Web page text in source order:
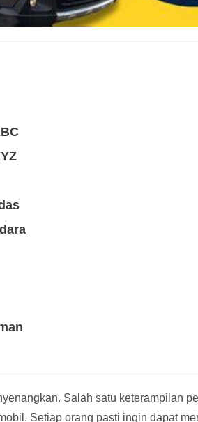
Salah satu keterampilan
Setiap orang pasti ingin dapat